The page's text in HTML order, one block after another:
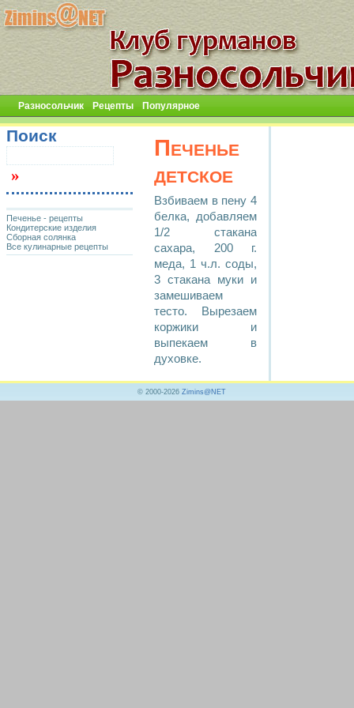
Разносольчик Рецепты Популярное
Печенье
детское
Взбиваем в пену 4
белка, добавляем
1/2 стакана
сахара, 200 г.
меда, 1 ч.л. соды,
3 стакана муки и
замешиваем
тесто. Вырезаем
коржики и
выпекаем в
духовке.
Поиск
Печенье - рецепты
Кондитерские изделия
Сборная солянка
Все кулинарные рецепты
© 2000-2026 Zimins@NET